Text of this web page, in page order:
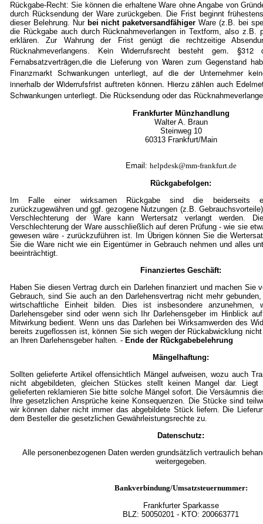
Rückgabe-Recht: Sie können die erhaltene Ware ohne Angabe von
durch Rücksendung der Ware zurückgeben. Die Frist beginnt
dieser Belehrung. Nur bei nicht paketversandfähiger Ware (z.B. bei
die Rückgabe auch durch Rücknahmeverlangen in Textform, also z.B.
erklären. Zur Wahrung der Frist genügt die rechtzeitige
Rücknahmeverlangens. Kein Widerrufsrecht besteht gem.
Fernabsatzverträgen,die die Lieferung von Waren zum Gegenstand
Finanzmarkt Schwankungen unterliegt, auf die der Unternehmer
innerhalb der Widerrufsfrist auftreten können. Hierzu zählen auch
Schwankungen unterliegt. Die Rücksendung oder das
Frankfurter Münzhandlung
Walter A. Braun
Steinweg 10
60313 Frankfurt/Main
Email: helpdesk@mm-frankfurt.de
Rückgabefolgen:
Im Falle einer wirksamen Rückgabe sind die beiderseits
zurückzugewähren und ggf. gezogene Nutzungen (z.B.
Verschlechterung der Ware kann Wertersatz verlangt werden.
Verschlechterung der Ware ausschließlich auf deren Prüfung - wie sie
gewesen wäre - zurückzuführen ist. Im Übrigen können Sie die
Sie die Ware nicht wie ein Eigentümer in Gebrauch nehmen und alles
beeinträchtigt.
Finanziertes Geschäft:
Haben Sie diesen Vertrag durch ein Darlehen finanziert und machen Sie
Gebrauch, sind Sie auch an den Darlehensvertrag nicht mehr
wirtschaftliche Einheit bilden. Dies ist insbesondere anzunehmen,
Darlehensgeber sind oder wenn sich Ihr Darlehensgeber im Hinblick
Mitwirkung bedient. Wenn uns das Darlehen bei Wirksamwerden des
bereits zugeflossen ist, können Sie sich wegen der Rückabwicklung
an Ihren Darlehensgeber halten. - Ende der Rückgabebelehrung
Mängelhaftung:
Sollten gelieferte Artikel offensichtlich Mängel aufweisen, wozu auch
nicht abgebildeten, gleichen Stückes stellt keinen Mangel dar.
gelieferten reklamieren Sie bitte solche Mängel sofort. Die Versäumnis
Ihre gesetzlichen Ansprüche keine Konsequenzen. Die Stücke sind
wir können daher nicht immer das abgebildete Stück liefern. Die
dem Besteller die gesetzlichen Gewährleistungsrechte zu.
Datenschutz:
Alle personenbezogenen Daten werden grundsätzlich vertraulich
weitergegeben.
Bankverbindung/Umsatzsteuernummer:
Frankfurter Sparkasse
BLZ: 50050201 - KTO: 200663771